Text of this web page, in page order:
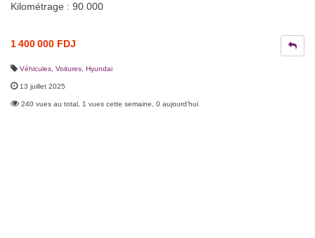
Kilométrage : 90 000
1 400 000 FDJ
Véhicules Voitures Hyundai
13 juillet 2025
240 vues au total, 1 vues cette semaine, 0 aujourd'hui